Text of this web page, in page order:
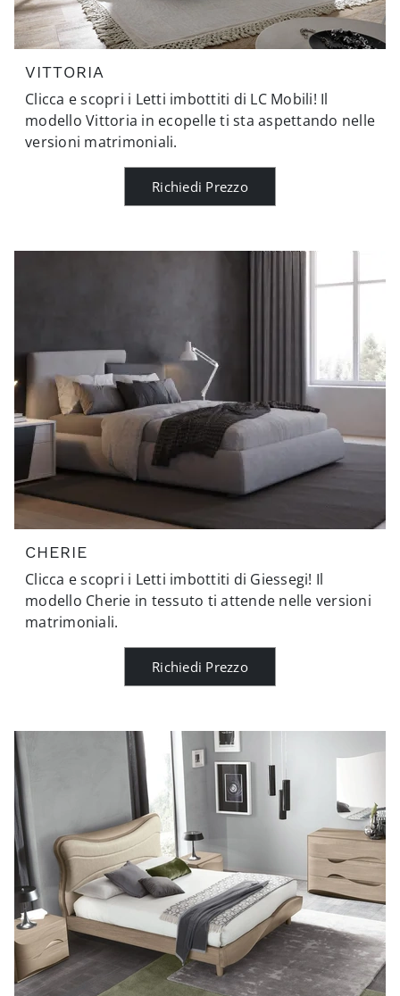
VITTORIA
Clicca e scopri i Letti imbottiti di LC Mobili! Il
modello Vittoria in ecopelle ti sta aspettando nelle
versioni matrimoniali.
Richiedi Prezzo
CHERIE
Clicca e scopri i Letti imbottiti di Giessegi! Il
modello Cherie in tessuto ti attende nelle versioni
matrimoniali.
Richiedi Prezzo